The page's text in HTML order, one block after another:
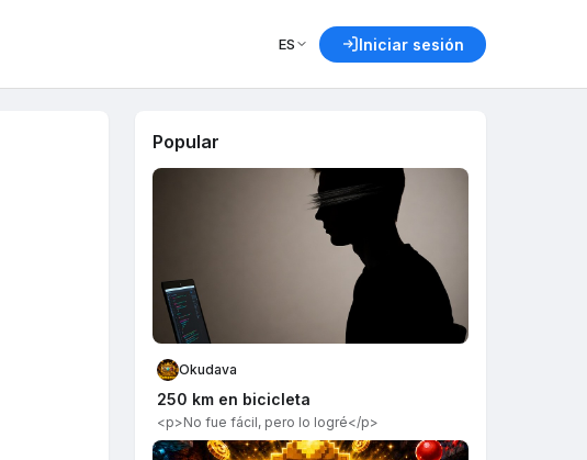
ES Iniciar sesión
Popular
Okudava
250 km en bicicleta
<p>No fue fácil, pero lo logré</p>